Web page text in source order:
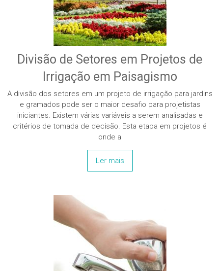
Divisão de Setores em Projetos de
Irrigação em Paisagismo
A divisão dos setores em um projeto de irrigação para jardins
e gramados pode ser o maior desafio para projetistas
iniciantes. Existem várias variáveis a serem analisadas e
critérios de tomada de decisão. Esta etapa em projetos é
onde a
Ler mais